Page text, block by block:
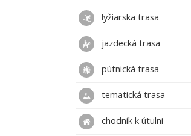
lyžiarska trasa
jazdecká trasa
pútnická trasa
tematická trasa
chodník k útulni